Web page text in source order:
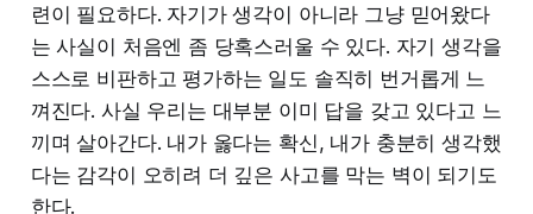
련이 필요하다. 자기가 생각이 아니라 그냥 믿어왔다
는 사실이 처음엔 좀 당혹스러울 수 있다. 자기 생각을
스스로 비판하고 평가하는 일도 솔직히 번거롭게 느
껴진다. 사실 우리는 대부분 이미 답을 갖고 있다고 느
끼며 살아간다. 내가 옳다는 확신, 내가 충분히 생각했
다는 감각이 오히려 더 깊은 사고를 막는 벽이 되기도
한다.